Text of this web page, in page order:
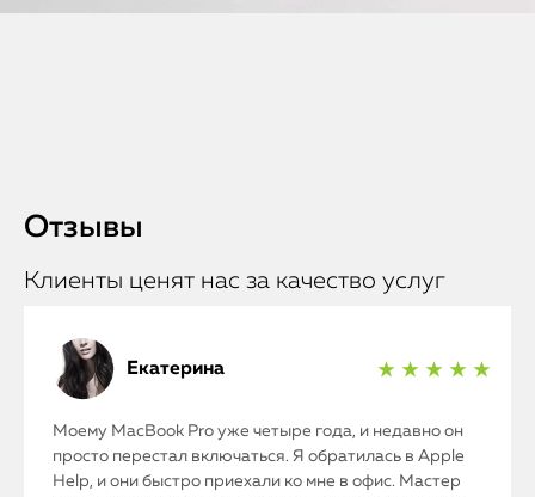
Отзывы
Клиенты ценят нас за качество услуг
Екатерина ★ ★ ★ ★ ★
Моему MacBook Pro уже четыре года, и недавно он
просто перестал включаться. Я обратилась в Apple
Help, и они быстро приехали ко мне в офис. Мастер